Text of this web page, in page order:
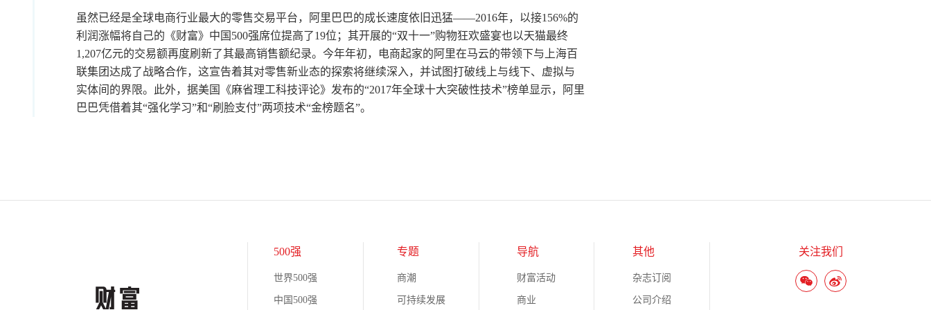
虽然已经是全球电商行业最大的零售交易平台，阿里巴巴的成长速度依旧迅猛——2016年，以接156%的
利润涨幅将自己的《财富》中国500强席位提高了19位；其开展的“双十一”购物狂欢盛宴也以天猫最终
1,207亿元的交易额再度刷新了其最高销售额纪录。今年年初，电商起家的阿里在马云的带领下与上海百
联集团达成了战略合作，这宣告着其对零售新业态的探索将继续深入，并试图打破线上与线下、虚拟与
实体间的界限。此外，据美国《麻省理工科技评论》发布的“2017年全球十大突破性技术”榜单显示，阿里
巴巴凭借着其“强化学习”和“刷脸支付”两项技术“金榜题名”。
500强
世界500强
中国500强
专题
商潮
可持续发展
导航
财富活动
商业
其他
杂志订阅
公司介绍
关注我们